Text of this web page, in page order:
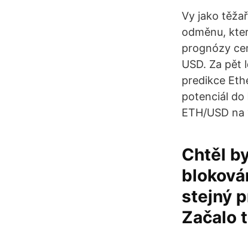
Vy jako
odměnu,
prognózy
USD. Za pět
predikce
potenciál do
ETH/USD na
Chtěl
stejný
Začalo